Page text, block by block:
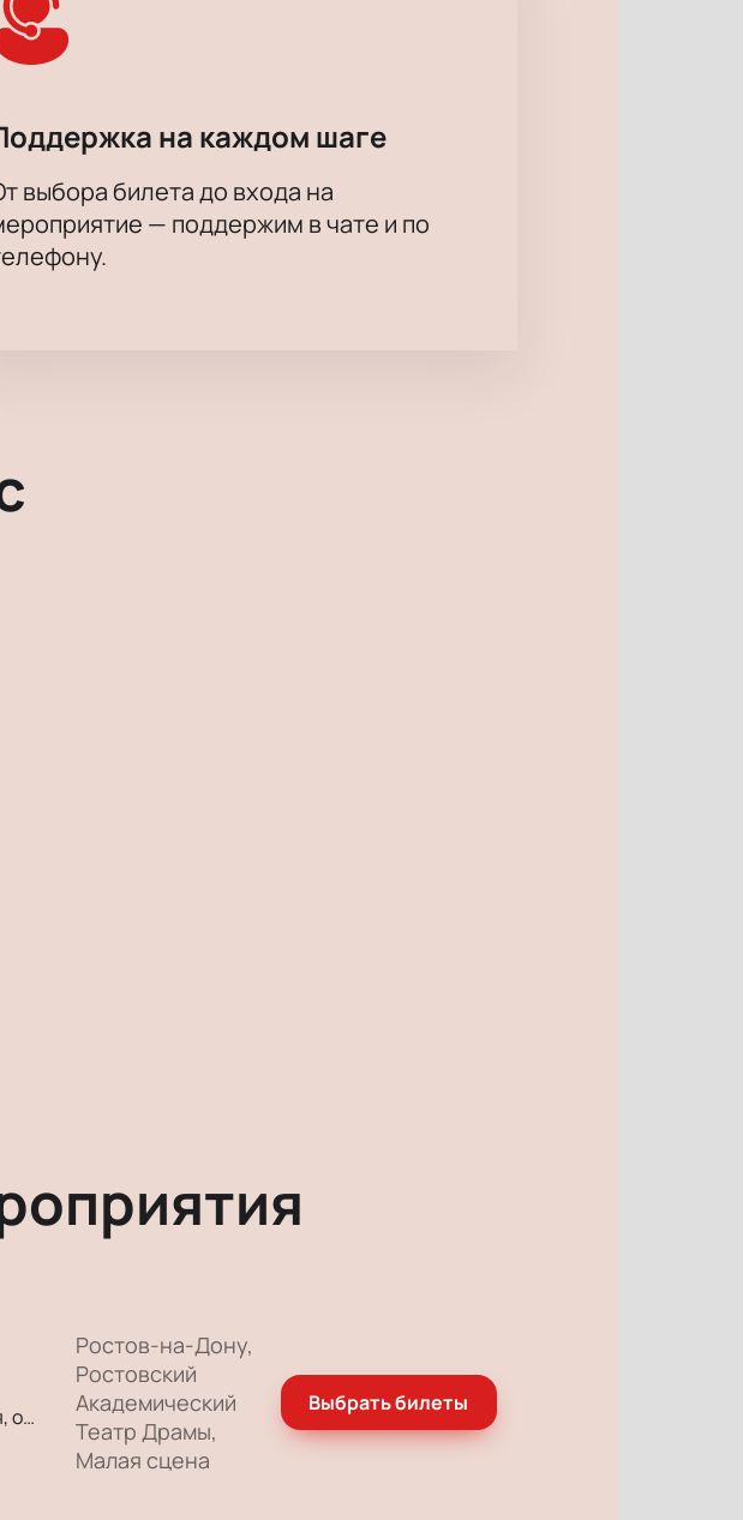
на каждом шаге
выбора билета до входа на
— поддержим в чате и по
Невероятно смешная, озорная, зажигательная комедия – о том, как две прекрасные леди степенного возраста вовсе не торопятся остепеняться, и подают своим уже взрослым детям отличный пример, как жить на полную катушку.
Ростов-на-Дону,
Ростовский
Академический
Театр Драмы,
Малая сцена
Выбрать билеты